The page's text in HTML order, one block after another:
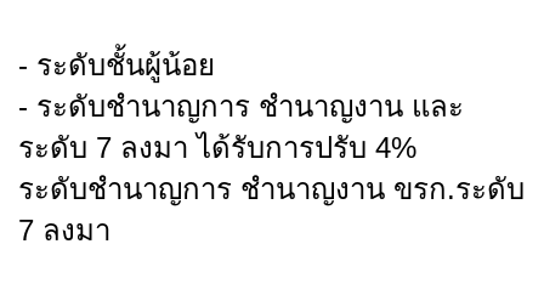
- ระดับชั้นผู้น้อย
- ระดับชำนาญการ ชำนาญงาน และ
ระดับ 7 ลงมา ได้รับการปรับ 4%
ระดับชำนาญการ ชำนาญงาน ขรก.ระดับ
7 ลงมา